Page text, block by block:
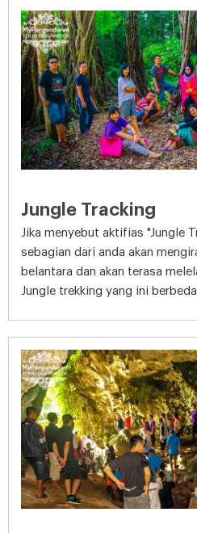
Jungle Tracking
Jika menyebut aktifias "Jungle
sebagian dari anda akan
belantara dan akan terasa
Jungle trekking yang ini